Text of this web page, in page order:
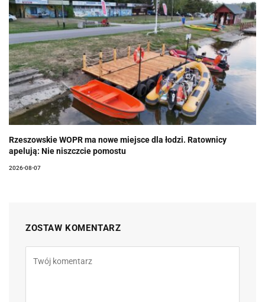
Rzeszowskie WOPR ma nowe miejsce dla łodzi. Ratownicy
apelują: Nie niszczcie pomostu
2026-08-07
ZOSTAW KOMENTARZ